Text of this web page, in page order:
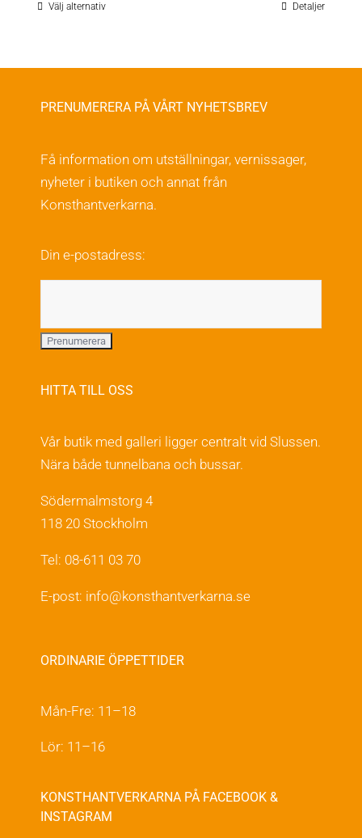
Välj alternativDen
flera
olika
alternativen
kan
på
produktsidan
Detaljer
PRENUMERERA PÅ VÅRT NYHETSBREV
Få information om utställningar, vernissager,
nyheter i butiken och annat från
Konsthantverkarna.
Din e-postadress:
HITTA TILL OSS
Vår butik med galleri ligger centralt vid Slussen.
Nära både tunnelbana och bussar.
Södermalmstorg 4
118 20 Stockholm
Tel: 08-611 03 70
E-post: info@konsthantverkarna.se
ORDINARIE ÖPPETTIDER
Mån-Fre: 11–18
Lör: 11–16
KONSTHANTVERKARNA PÅ FACEBOOK &
INSTAGRAM